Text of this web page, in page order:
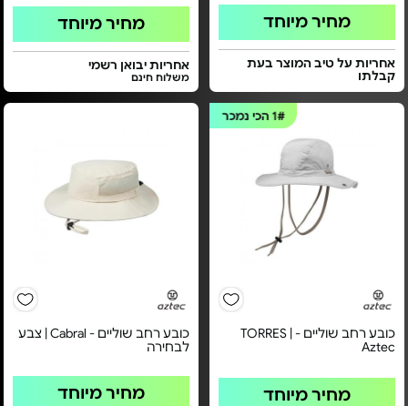
מחיר מיוחד
אחריות על טיב המוצר בעת
קבלתו
מחיר מיוחד
אחריות יבואן רשמי
משלוח חינם
1# הכי נמכר
כובע רחב שוליים - TORRES |
Aztec
מחיר מיוחד
כובע רחב שוליים - Cabral | צבע
לבחירה
מחיר מיוחד